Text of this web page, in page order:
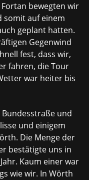
bewegten wir
somit auf einem
geplant hatten.
Gegenwind
fest, dass wir,
fahren, die Tour
war heiter bis
und
und einigem
Die Menge der
bestätigte uns in
Kaum einer war
wie wir. In Wörth